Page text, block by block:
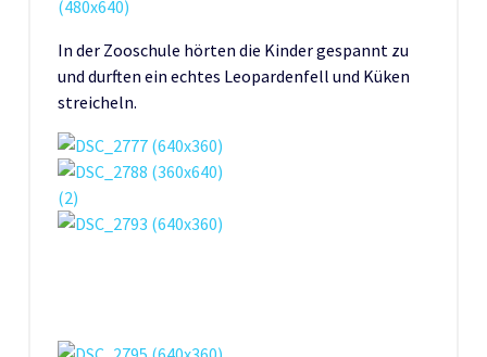
In der Zooschule hörten die Kinder gespannt zu
und durften ein echtes Leopardenfell und Küken
streicheln.